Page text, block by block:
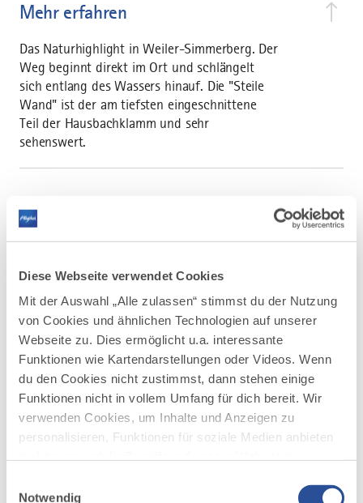
Diese Webseite verwendet Cookies
Mit der Auswahl „Alle zulassen“ stimmst du der Nutzung
von Cookies und ähnlichen Technologien auf unserer
Webseite zu. Dies ermöglicht u.a. interessante
Funktionen wie Kartendarstellungen oder Videos. Wenn
du den Cookies nicht zustimmst, dann stehen einige
Funktionen nicht in vollem Umfang für dich bereit. Wir
verwenden Cookies, um Inhalte und Anzeigen zu
personalisieren, Funktionen für soziale Medien anbieten
deiner Verwendung unserer Website an unsere Partner
Notwendig
Mehr erfahren
Das Naturhighlight in Weiler-Simmerberg. Der
Weg beginnt direkt im Ort und schlängelt
sich entlang des Wassers hinauf. Die "Steile
Wand" ist der am tiefsten eingeschnittene
Teil der Hausbachklamm und sehr
sehenswert.